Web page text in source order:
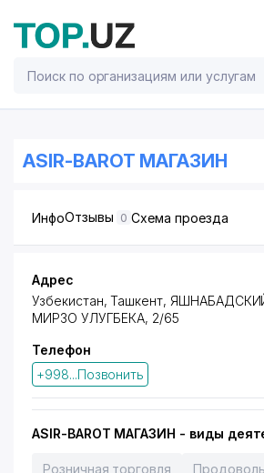
ASIR-BAROT МАГАЗИН
ИнфоОтзывы 0 Схема проезда
Адрес
Узбекистан, Ташкент,
МИРЗО УЛУГБЕКА, 2/65
Телефон
+998...Позвонить
ASIR-BAROT МАГАЗИН - виды
Розничная торговля